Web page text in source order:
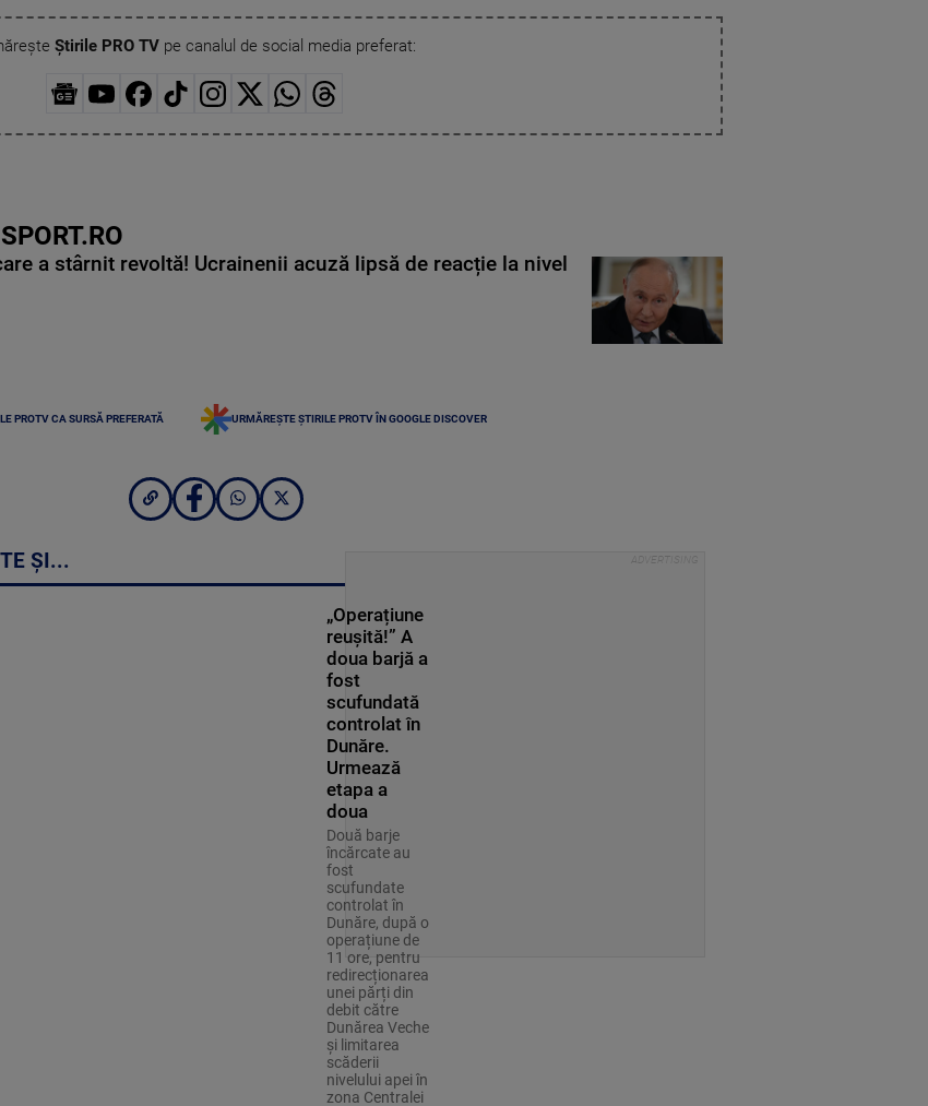
Știrile PRO TVpe canalul de social media preferat:
a stârnit revoltă! Ucrainenii acuză lipsă de reacție la nivel
PROTV CA SURSĂ PREFERATĂ URMĂREȘTE ȘTIRILE PROTV ÎN GOOGLE DISCOVER
ȘI...
„Operațiune
reușită!” A
doua barjă a
fost
scufundată
controlat în
Dunăre.
Urmează
etapa a
doua
Două barje
încărcate au
fost
scufundate
controlat în
Dunăre, după o
operațiune de
11 ore, pentru
redirecționarea
unei părți din
debit către
Dunărea Veche
și limitarea
scăderii
nivelului apei în
zona Centralei